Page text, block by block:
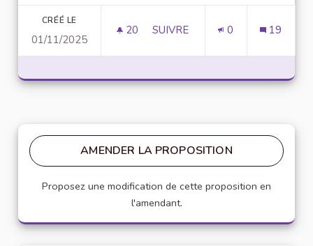
CRÉÉ LE
01/11/2025
20 20 ABONNÉS
SUIVRE 0 19
AMENDER LA PROPOSITION
Proposez une modification de cette proposition en
l'amendant.